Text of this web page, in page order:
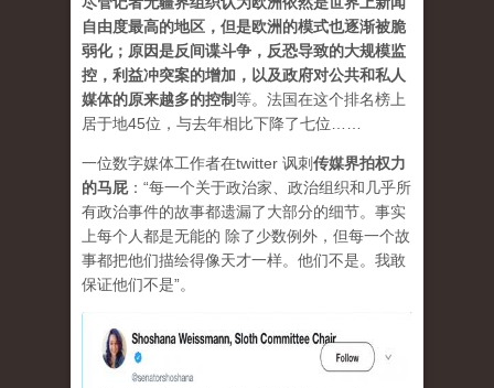
自由度最高的地区，但是欧洲的模式也逐渐被脆
弱化；原因是反间谍斗争，反恐导致的大规模监
控，利益冲突案的增加，以及政府对公共和私人
媒体的原来越多的控制等。法国在这个排名榜上
居于地45位，与去年相比下降了七位……
一位数字媒体工作者在twitter 讽刺传媒界拍权力
的马屁：“每一个关于政治家、政治组织和几乎所
有政治事件的故事都遗漏了大部分的细节。事实
上每个人都是无能的 除了少数例外，但每一个故
事都把他们描绘得像天才一样。他们不是。我敢
保证他们不是”。